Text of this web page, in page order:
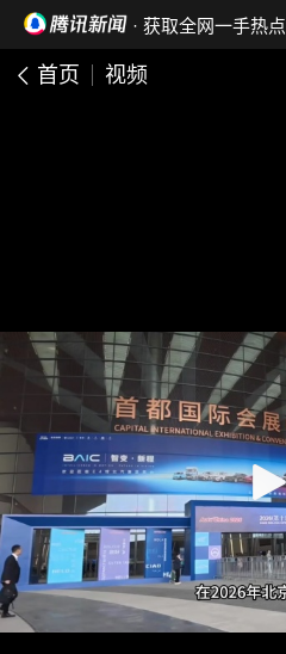
· 获取全网一手热点
首页 视频